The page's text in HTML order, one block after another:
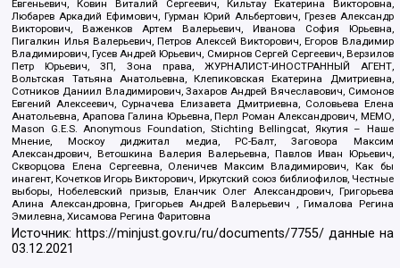
Евгеньевич, Ковин Виталий Сергеевич, Кильтау Екатерина Викторовна,
Любарев Аркадий Ефимович, Гурман Юрий Альбертович, Грезев Александр
Викторович, Важенков Артем Валерьевич, Иванова София Юрьевна,
Пигалкин Илья Валерьевич, Петров Алексей Викторович, Егоров Владимир
Владимирович, Гусев Андрей Юрьевич, Смирнов Сергей Сергеевич, Верзилов
Петр Юрьевич, ЗП, Зона права, ЖУРНАЛИСТ-ИНОСТРАННЫЙ АГЕНТ,
Вольтская Татьяна Анатольевна, Клепиковская Екатерина Дмитриевна,
Сотников Даниил Владимирович, Захаров Андрей Вячеславович, Симонов
Евгений Алексеевич, Сурначева Елизавета Дмитриевна, Соловьева Елена
Анатольевна, Арапова Галина Юрьевна, Перл Роман Александрович, МЕМО,
Mason G.E.S. Anonymous Foundation, Stichting Bellingcat, Якутия – Наше
Мнение, Москоу диджитал медиа, РС-Балт, Заговора Максим
Александрович, Ветошкина Валерия Валерьевна, Павлов Иван Юрьевич,
Скворцова Елена Сергеевна, Оленичев Максим Владимирович, Как бы
инагент, Кочетков Игорь Викторович, Иркутский союз библиофилов, Честные
выборы, Нобелевский призыв, Еланчик Олег Александрович, Григорьева
Алина Александровна, Григорьев Андрей Валерьевич , Гималова Регина
Эмилевна, Хисамова Регина Фаритовна
Источник: https://minjust.gov.ru/ru/documents/7755/ данные на
03.12.2021